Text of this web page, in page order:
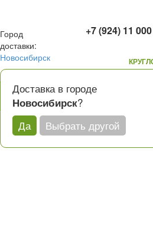
Город
доставки:
Новосибирск
Доставка в городе
Новосибирск?
Да
Выбрать другой
+7 (924) 11
КОМУ ПОВОД